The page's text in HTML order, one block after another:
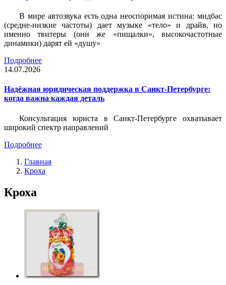
В мире автозвука есть одна неоспоримая истина: мидбас
(средне-низкие частоты) дает музыке «тело» и драйв, но
именно твитеры (они же «пищалки», высокочастотные
динамики) дарят ей «душу»
Подробнее
14.07.2026
Надёжная юридическая поддержка в Санкт-Петербурге:
когда важна каждая деталь
Консультация юриста в Санкт-Петербурге охватывает
широкий спектр направлений
Подробнее
Главная
Кроха
Кроха